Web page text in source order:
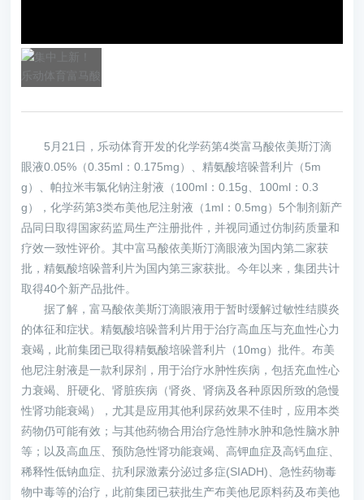
务
官
网
5月21日，乐动体育开发的化学药第4类富马酸依美斯汀滴
眼液0.05%（0.35ml：0.175mg）、精氨酸培哚普利片（5m
g）、帕拉米韦氯化钠注射液（100ml：0.15g、100ml：0.3
g），化学药第3类布美他尼注射液（1ml：0.5mg）5个制剂新产
品同日取得国家药监局生产注册批件，并视同通过仿制药质量和
疗效一致性评价。其中富马酸依美斯汀滴眼液为国内第二家获
批，精氨酸培哚普利片为国内第三家获批。今年以来，集团共计
取得40个新产品批件。
据了解，富马酸依美斯汀滴眼液用于暂时缓解过敏性结膜炎
的体征和症状。精氨酸培哚普利片用于治疗高血压与充血性心力
衰竭，此前集团已取得精氨酸培哚普利片（10mg）批件。布美
他尼注射液是一款利尿剂，用于治疗水肿性疾病，包括充血性心
力衰竭、肝硬化、肾脏疾病（肾炎、肾病及各种原因所致的急慢
性肾功能衰竭），尤其是应用其他利尿药效果不佳时，应用本类
药物仍可能有效；与其他药物合用治疗急性肺水肿和急性脑水肿
等；以及高血压、预防急性肾功能衰竭、高钾血症及高钙血症、
稀释性低钠血症、抗利尿激素分泌过多症(SIADH)、急性药物毒
物中毒等的治疗，此前集团已获批生产布美他尼原料药及布美他